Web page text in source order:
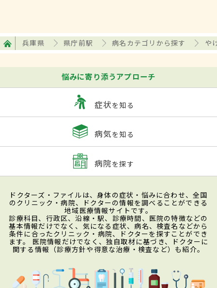
兵庫県 県庁前駅 病名カテゴリから探す や
悩みに寄り添うアプローチ
症状を知る
病気を知る
病院を探す
ドクターズ・ファイルは、身体の症状・悩みに合わせ、全国
のクリニック・病院、ドクターの情報を調べることができる
地域医療情報サイトです。
診療科目、行政区、沿線・駅、診療時間、医院の特徴などの
基本情報だけでなく、気になる症状、病名、検査名などから
条件に合ったクリニック・病院、ドクターを探すことができ
ます。 医院情報だけでなく、独自取材に基づき、ドクターに
関する情報（診療方針や得意な治療・検査など）も紹介。